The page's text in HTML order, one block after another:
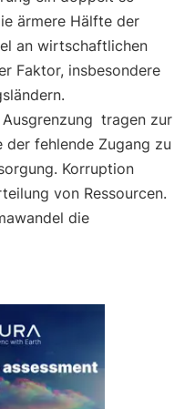
ärmere Hälfte der
an wirtschaftlichen
Faktor, insbesondere
tragen zur
der fehlende Zugang zu
Korruption
von Ressourcen.
die